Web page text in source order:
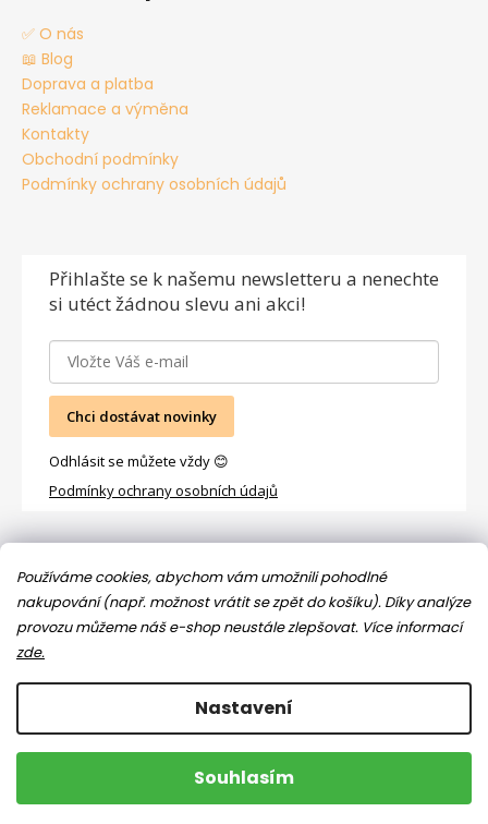
Používáme cookies, abychom vám umožnili pohodlné
nakupování (např. možnost vrátit se zpět do košíku). Díky analýze
provozu můžeme náš e-shop neustále zlepšovat. Více informací
zde.
Nastavení
Souhlasím
✅ O nás
📖 Blog
Doprava a platba
Reklamace a výměna
Kontakty
Obchodní podmínky
Podmínky ochrany osobních údajů
Přihlašte se k našemu newsletteru a nenechte
si utéct žádnou slevu ani akci!
Chci dostávat novinky
Odhlásit se můžete vždy 😊
Podmínky ochrany osobních údajů
Facebook
Copyright 2026Jsem máma. Všechna práva vyhrazena.
Upravit nastavení cookies